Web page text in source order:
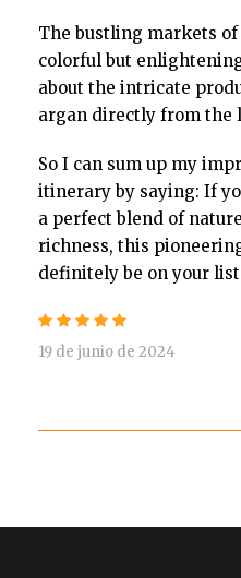
The bustling markets
colorful but
about the intricate
argan directly from the
So I can sum up my
itinerary by saying: If
a perfect blend of
richness, this
definitely be on your
19 de junio de 2024